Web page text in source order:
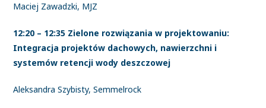
Maciej Zawadzki, MJZ
12:20 – 12:35 Zielone rozwiązania w projektowaniu:
Integracja projektów dachowych, nawierzchni i
systemów retencji wody deszczowej
Aleksandra Szybisty, Semmelrock